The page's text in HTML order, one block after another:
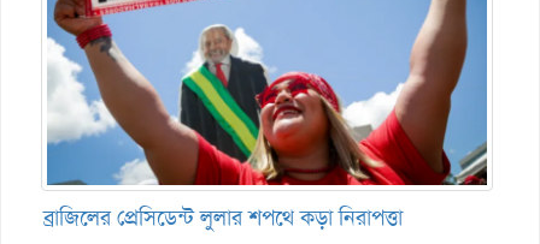
ব্রাজিলের প্রেসিডেন্ট লুলার শপথে কড়া নিরাপত্তা